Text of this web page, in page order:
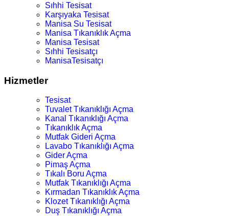
Sıhhi Tesisat
Karşıyaka Tesisat
Manisa Su Tesisat
Manisa Tıkanıklık Açma
Manisa Tesisat
Sıhhi Tesisatçı
ManisaTesisatçı
Hizmetler
Tesisat
Tuvalet Tıkanıklığı Açma
Kanal Tıkanıklığı Açma
Tıkanıklık Açma
Mutfak Gideri Açma
Lavabo Tıkanıklığı Açma
Gider Açma
Pimaş Açma
Tıkalı Boru Açma
Mutfak Tıkanıklığı Açma
Kırmadan Tıkanıklık Açma
Klozet Tıkanıklığı Açma
Duş Tıkanıklığı Açma